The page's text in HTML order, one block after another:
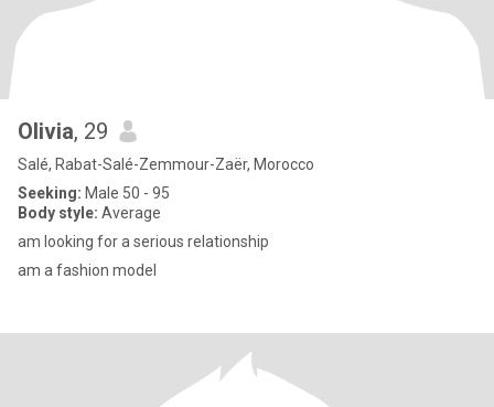
Olivia, 29
Salé, Rabat-Salé-Zemmour-Zaër, Morocco
Seeking: Male 50 - 95
Body style: Average
am looking for a serious relationship
am a fashion model